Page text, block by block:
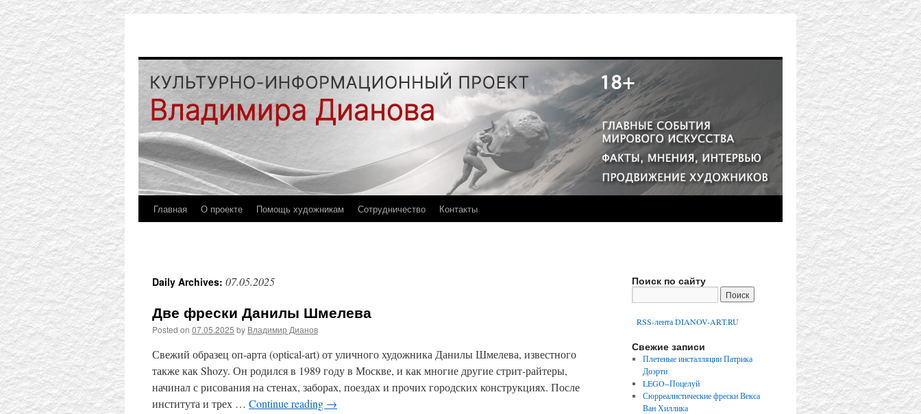
Главная О проекте Помощь художникам Сотрудничество Контакты
Daily Archives: 07.05.2025
Две фрески Данилы Шмелева
Posted on 07.05.2025 by Владимир Дианов
Свежий образец оп-арта (optical-art) от уличного художника Данилы Шмелева, известного
также как Shozy. Он родился в 1989 году в Москве, и как многие другие стрит-райтеры,
начинал с рисования на стенах, заборах, поездах и прочих городских конструкциях. После
института и трех … Continue reading →
Поиск по сайту
RSS-лента DIANOV-ART.RU
Свежие записи
Плетеные инсталляции Патрика
Доэрти
LEGO−Поцелуй
Сюрреалистические фрески Векса
Ван Хиллика